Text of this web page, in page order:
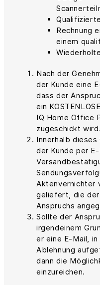
Rechnung
einem
Nach der
der Kunde eine
dass der
ein
IQ Home Office
zugeschickt wird.
Innerhalb
der Kunde per
Aktenvernichter
geliefert, die der
Anspruchs
Sollte der
irgendeinem
er eine E-Mail,
Ablehnung
dann die
einzureichen.